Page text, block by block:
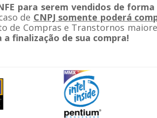
para serem vendidos de
de CNPJ somente poderá
de Compras e Transtornos
finalização de sua compra!